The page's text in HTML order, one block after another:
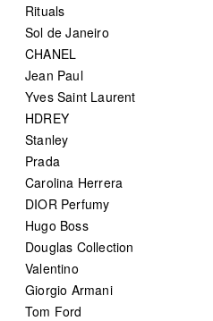
Rituals
Sol de Janeiro
CHANEL
Jean Paul
Yves Saint Laurent
HDREY
Stanley
Prada
Carolina Herrera
DIOR Perfumy
Hugo Boss
Douglas Collection
Valentino
Giorgio Armani
Tom Ford